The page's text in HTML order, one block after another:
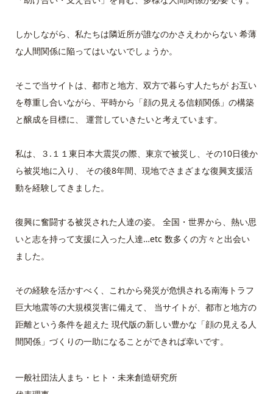
しかしながら、私たちは隣近所が誰なのかさえわからない 希薄
な人間関係に陥ってはいないでしょうか。
そこで当サイトは、都市と地方、双方で暮らす人たちが お互い
を尊重し合いながら、平時から「顔の見える信頼関係」の構築
と醸成を目標に、 運営していきたいと考えています。
私は、３.１１東日本大震災の際、東京で被災し、その10日後か
ら被災地に入り、 その後8年間、現地でさまざまな復興支援活
動を経験してきました。
復興に奮闘する被災された人達の姿。 全国・世界から、熱い思
いと志を持って支援に入った人達…etc 数多くの方々と出会い
ました。
その経験を活かすべく、これから発災が危惧される南海トラフ
巨大地震等の大規模災害に備えて、 当サイトが、都市と地方の
距離という条件を超えた 現代版の新しい豊かな「顔の見える人
間関係」づくりの一助になることができれば幸いです。
一般社団法人まち・ヒト・未来創造研究所